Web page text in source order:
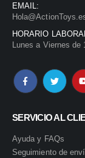
EMAIL:
HORARIO
Lunes a Viernes
SERVICIO AL
Ayuda y FAQs
Seguimiento de